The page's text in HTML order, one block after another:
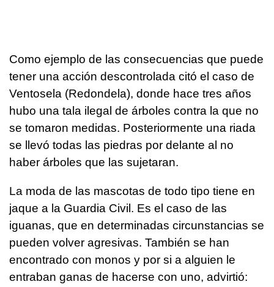
Como ejemplo de las consecuencias que puede
tener una acción descontrolada citó el caso de
Ventosela (Redondela), donde hace tres años
hubo una tala ilegal de árboles contra la que no
se tomaron medidas. Posteriormente una riada
se llevó todas las piedras por delante al no
haber árboles que las sujetaran.
La moda de las mascotas de todo tipo tiene en
jaque a la Guardia Civil. Es el caso de las
iguanas, que en determinadas circunstancias se
pueden volver agresivas. También se han
encontrado con monos y por si a alguien le
entraban ganas de hacerse con uno, advirtió: